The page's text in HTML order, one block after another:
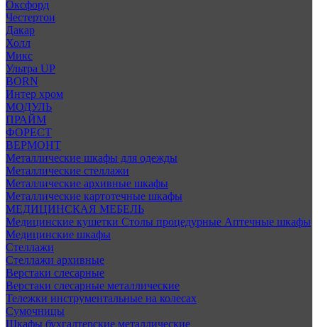
Оксфорд
Честертон
Дакар
Холл
Микс
Ультра UP
BORN
Интер хром
МОДУЛЬ
ПРАЙМ
ФОРЕСТ
ВЕРМОНТ
Металлические шкафы для одежды
Металлические стеллажи
Металлические архивные шкафы
Металлические картотечные шкафы
МЕДИЦИНСКАЯ МЕБЕЛЬ
Медицинские кушетки Столы процедурные Аптечные шкафы
Медицинские шкафы
Стеллажи
Стеллажи архивные
Верстаки слесарные
Верстаки слесарные металлические
Тележки инструментальные на колесах
Сумочницы
Шкафы бухгалтерские металлические